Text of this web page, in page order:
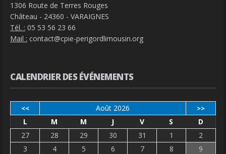
1306 Route de Terres Rouges
Château - 24360 - VARAIGNES
Tél. : 05 53 56 23 66
Mail : contact@cpie-perigordlimousin.org
CALENDRIER DES ÉVÉNEMENTS
<< Août 2026 >>
L M M J V S
D
27
28 29 30 31 1
2
3
4 5 6 7 8
9